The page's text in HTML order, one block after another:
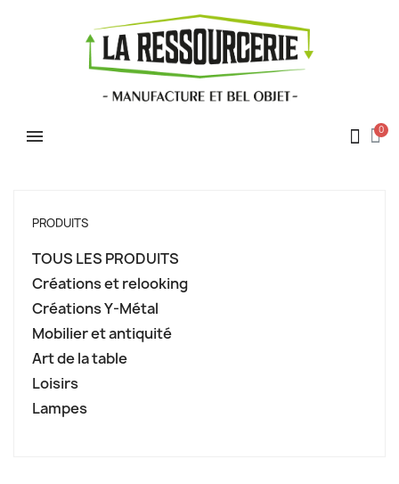
PRODUITS
TOUS LES PRODUITS
Créations et relooking
Créations Y-Métal
Mobilier et antiquité
Art de la table
Loisirs
Lampes